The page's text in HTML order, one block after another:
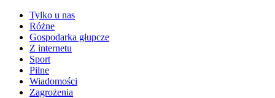
Tylko u nas
Różne
Gospodarka głupcze
Z internetu
Sport
Pilne
Wiadomości
Zagrożenia